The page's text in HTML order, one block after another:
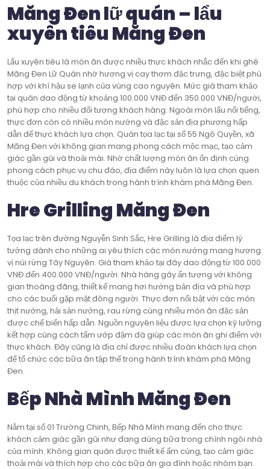
Măng Đen lữ quán – lẩu
xuyên tiêu Măng Đen
Lẩu xuyên tiêu là món ăn được nhiều thực khách nhắc đến khi ghé
Măng Đen Lữ Quán nhờ hương vị cay thơm đặc trưng, đặc biệt phù
hợp với khí hậu se lạnh của vùng cao nguyên. Mức giá tham khảo
tại quán dao động từ khoảng 100.000 VNĐ đến 350.000 VNĐ/người,
phù hợp cho nhiều đối tượng khách hàng. Ngoài món lẩu nổi tiếng,
thực đơn còn có nhiều món nướng và đặc sản địa phương hấp
dẫn để thực khách lựa chọn. Quán tọa lạc tại số 55 Ngô Quyền, xã
Măng Đen với không gian mang phong cách mộc mạc, tạo cảm
giác gần gũi và thoải mái. Nhờ chất lượng món ăn ổn định cùng
phong cách phục vụ chu đáo, địa điểm này luôn là lựa chọn quen
thuộc của nhiều du khách trong hành trình khám phá Măng Đen.
Hre Grilling Măng Đen
Tọa lạc trên đường Nguyễn Sinh Sắc, Hre Grilling là địa điểm lý
tưởng dành cho những ai yêu thích các món nướng mang hương
vị núi rừng Tây Nguyên. Giá tham khảo tại đây dao động từ 100.000
VNĐ đến 400.000 VNĐ/người. Nhà hàng gây ấn tượng với không
gian thoáng đãng, thiết kế mang hơi hướng bản địa và phù hợp
cho các buổi gặp mặt đông người. Thực đơn nổi bật với các món
thịt nướng, hải sản nướng, rau rừng cùng nhiều món ăn đặc sản
được chế biến hấp dẫn. Nguồn nguyên liệu được lựa chọn kỹ lưỡng
kết hợp cùng cách tẩm ướp đậm đà giúp các món ăn ghi điểm với
thực khách. Đây cũng là địa chỉ được nhiều đoàn khách lựa chọn
để tổ chức các bữa ăn tập thể trong hành trình khám phá Măng
Đen.
Bếp Nhà Mình Măng Đen
Nằm tại số 01 Trường Chinh, Bếp Nhà Mình mang đến cho thực
khách cảm giác gần gũi như đang dùng bữa trong chính ngôi nhà
của mình. Không gian quán được thiết kế ấm cúng, tạo cảm giác
thoải mái và thích hợp cho các bữa ăn gia đình hoặc nhóm bạn.